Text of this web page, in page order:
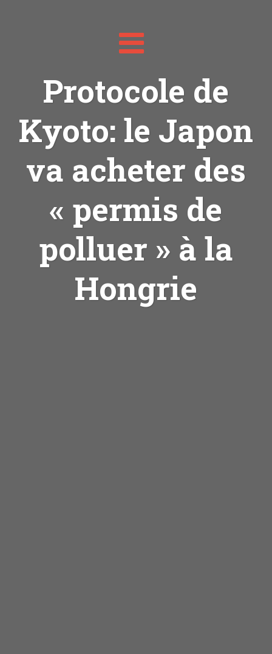
Toggle
navigation
Protocole de
Kyoto: le Japon
va acheter des
« permis de
polluer » à la
Hongrie